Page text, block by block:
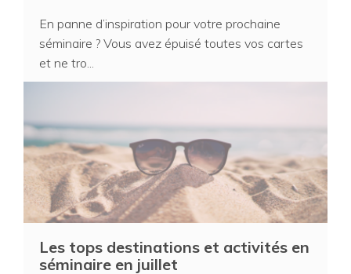
En panne d’inspiration pour votre prochaine
séminaire ? Vous avez épuisé toutes vos cartes
et ne tro...
Les tops destinations et activités en
séminaire en juillet